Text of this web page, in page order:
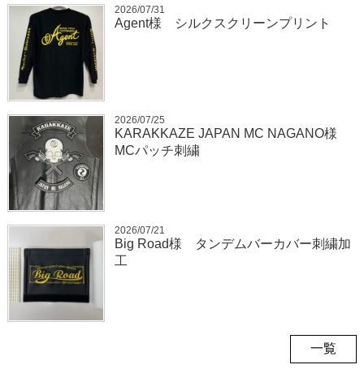
2026/07/31
Agent様 シルクスクリーンプリント
2026/07/25
KARAKKAZE JAPAN MC NAGANO様
MCパッチ刺繍
2026/07/21
Big Road様 タンデムバーカバー刺繍加
工
一覧